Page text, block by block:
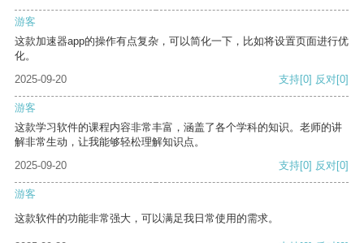
游客
这款加速器app的操作有点复杂，可以简化一下，比如将设置页面进行优
化。
2025-09-20
支持[0] 反对[0]
游客
这款学习软件的课程内容非常丰富，涵盖了各个学科的知识。老师的讲
解非常生动，让我能够轻松理解知识点。
2025-09-20
支持[0] 反对[0]
游客
这款软件的功能非常强大，可以满足我日常使用的需求。